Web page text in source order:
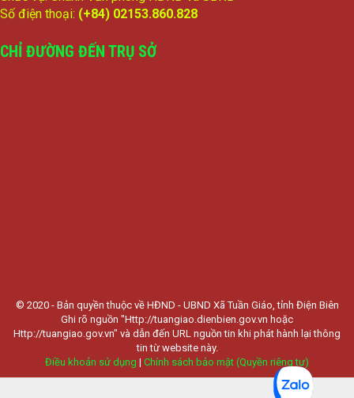
Số điện thoại: (+84) 02153.860.828
CHỈ ĐƯỜNG ĐẾN TRỤ SỞ
© 2020 - Bản quyền thuộc về HĐND - UBND Xã Tuần Giáo, tỉnh Điện Biên
Ghi rõ nguồn "Http://tuangiao.dienbien.gov.vn hoặc
Http://tuangiao.gov.vn" và dẫn đến URL nguồn tin khi phát hành lại thông
tin từ website này.
Điều khoản sử dụng | Chính sách bảo mật (Quyền riêng tư)